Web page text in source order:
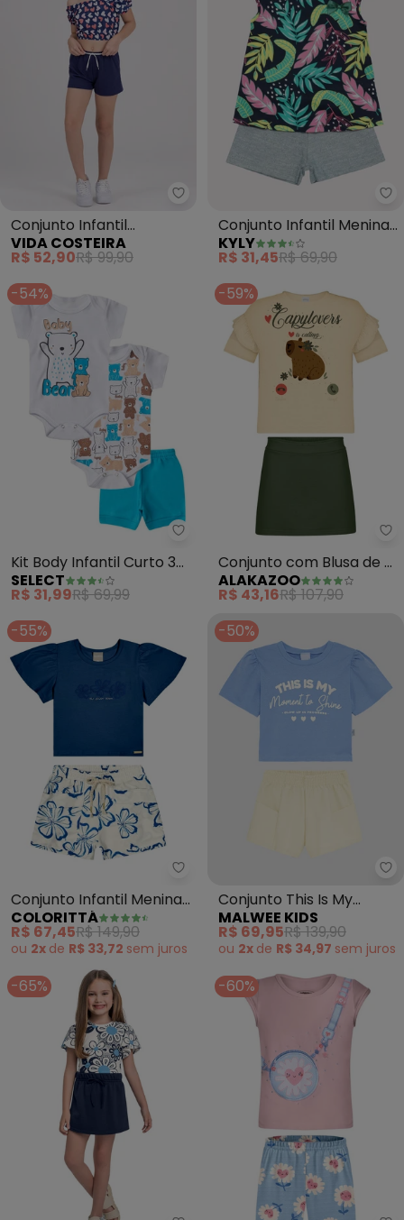
Vida Costeira - Conjunto
Conjunto Infantil
Sublimado Corações
(Azul)
VIDA COSTEIRA
R$ 52,90R$ 99,90
Conjunto Infantil Menina
Estampado (Azul)
KYLY
R$ 31,45R$ 69,90
-54%
Select - Kit Body Infantil Curto
Kit Body Infantil Curto 3
Peças (Azul)
SELECT
R$ 31,99R$ 69,99
-59%
Conjunto com Blusa de e
Shorts Saia (Bege)
ALAKAZOO
R$ 43,16R$ 107,90
-55%
Colorittá - Conjunto Infantil
Conjunto Infantil Menina
Hibiscos (Azul)
COLORITTÁ
R$ 67,45R$ 149,90
ou 2x de R$ 33,72 sem juros
-50%
Conjunto This Is My
Moment To Shine (Azul)
MALWEE KIDS
R$ 69,95R$ 139,90
ou 2x de R$ 34,97 sem juros
-65% -60%